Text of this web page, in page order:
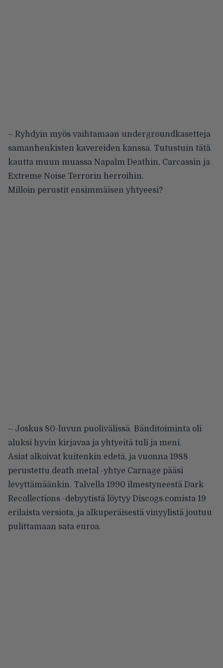
– Ryhdyin myös vaihtamaan undergroundkasetteja
samanhenkisten kavereiden kanssa. Tutustuin tätä
kautta muun muassa Napalm Deathin, Carcassin ja
Extreme Noise Terrorin herroihin.
Milloin perustit ensimmäisen yhtyeesi?
– Joskus 80-luvun puolivälissä. Bänditoiminta oli
aluksi hyvin kirjavaa ja yhtyeitä tuli ja meni.
Asiat alkoivat kuitenkin edetä, ja vuonna 1988
perustettu death metal -yhtye Carnage pääsi
levyttämäänkin. Talvella 1990 ilmestyneestä Dark
Recollections -debyytistä löytyy Discogs.comista 19
erilaista versiota, ja alkuperäisestä vinyylistä joutuu
pulittamaan sata euroa.